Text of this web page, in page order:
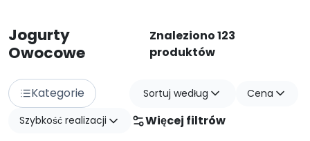
Jogurty
Owocowe
Znaleziono 123
produktów
Kategorie Sortuj według
Cena
Szybkość realizacji
Więcej filtrów